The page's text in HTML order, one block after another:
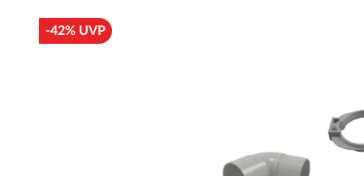
-42% UVP